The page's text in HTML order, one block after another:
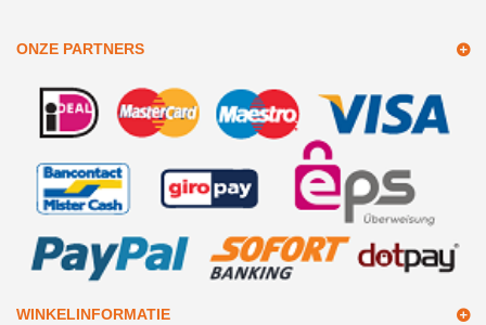
ONZE PARTNERS
WINKELINFORMATIE